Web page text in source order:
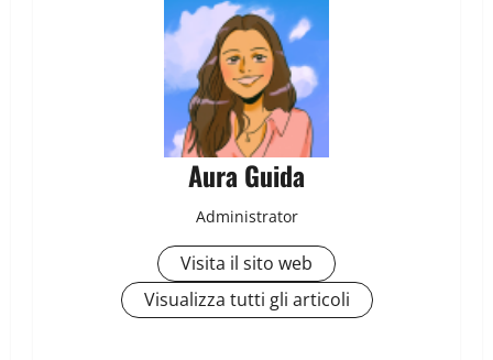
Aura Guida
Administrator
Visita il sito web
Visualizza tutti gli articoli